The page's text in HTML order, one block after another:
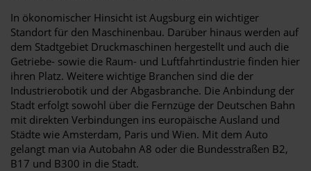
In ökonomischer Hinsicht ist Augsburg ein wichtiger
Standort für den Maschinenbau. Darüber hinaus werden auf
dem Stadtgebiet Druckmaschinen hergestellt und auch die
Getriebe- sowie die Raum- und Luftfahrtindustrie finden hier
ihren Platz. Weitere wichtige Branchen sind die der
Industrierobotik und der Abgasbranche. Die Anbindung der
Stadt erfolgt sowohl über die Fernzüge der Deutschen Bahn
mit direkten Verbindungen ins europäische Ausland und
Städte wie Amsterdam, Paris und Wien. Mit dem Auto
gelangt man via Autobahn A8 oder die Bundesstraßen B2,
B17 und B300 in die Stadt.